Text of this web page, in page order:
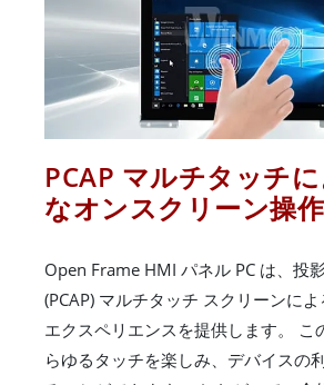
PCAP マルチタッチ
なオンスクリーン操作
Open Frame HMI パネル PC は、投
(PCAP) マルチタッチ スクリーンに
エクスペリエンスを提供します。 こ
らゆるタッチを楽しみ、デバイスの